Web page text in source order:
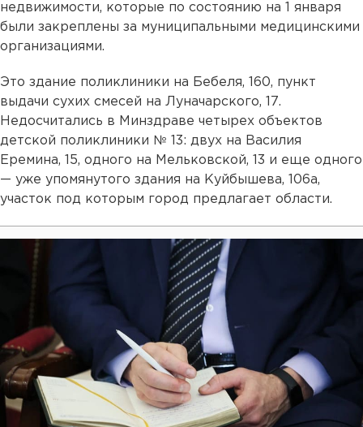
недвижимости, которые по состоянию на 1 января
были закреплены за муниципальными медицинскими
организациями.
Это здание поликлиники на Бебеля, 160, пункт
выдачи сухих смесей на Луначарского, 17.
Недосчитались в Минздраве четырех объектов
детской поликлиники № 13: двух на Василия
Еремина, 15, одного на Мельковской, 13 и еще одного
— уже упомянутого здания на Куйбышева, 106а,
участок под которым город предлагает области.